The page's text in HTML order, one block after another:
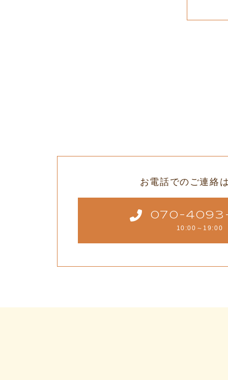
お電話でのご連絡
070-
10:00～19:00